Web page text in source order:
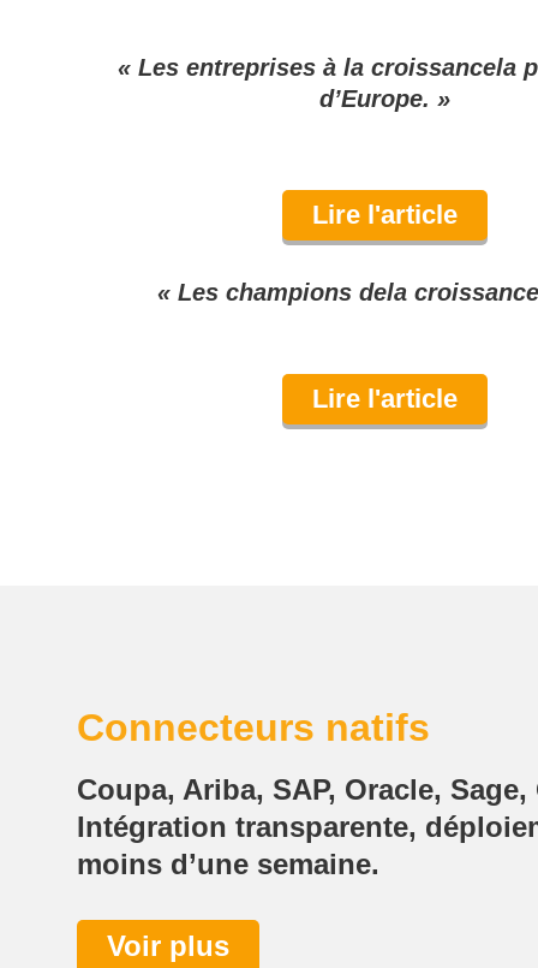
« Les entreprises à la croissancela
d’Europe. »
Lire l'article
« Les champions dela
Lire l'article
Connecteurs natifs
Coupa, Ariba, SAP, Oracle,
Intégration transparente,
moins d’une semaine.
Voir plus